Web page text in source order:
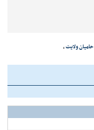
حامیان ولایت،